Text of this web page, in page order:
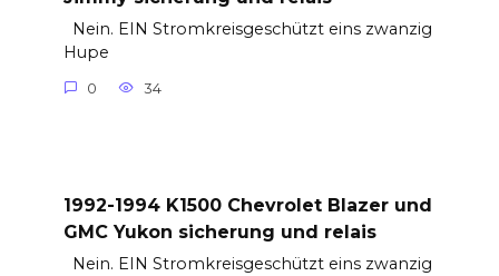
Nein. EIN Stromkreisgeschützt eins zwanzig
Hupe
0 34
1992-1994 K1500 Chevrolet Blazer und
GMC Yukon sicherung und relais
Nein. EIN Stromkreisgeschützt eins zwanzig